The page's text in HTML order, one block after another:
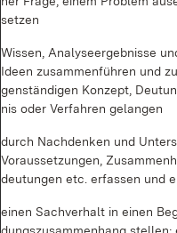
set­zen
Wis­sen, Ana­ly­se­er­geb­nis­se
Ide­en zu­sam­men­füh­ren und
gen­stän­di­gen Kon­zept,
nis oder Ver­fah­ren ge­lan­gen
durch Nach­den­ken und
Vor­aus­set­zun­gen,
deu­tun­gen etc. er­fas­sen und
ei­nen Sach­ver­halt in ei­nen